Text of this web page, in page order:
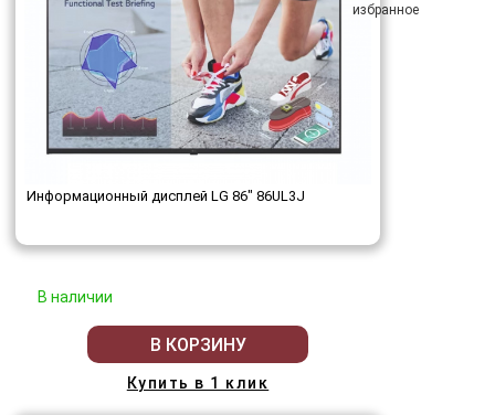
Информационный дисплей LG 86" 86UL3J
В наличии
В КОРЗИНУ
Купить в 1 клик